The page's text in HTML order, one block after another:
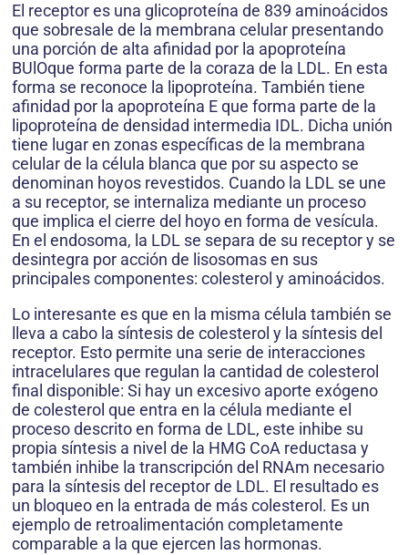
El receptor es una glicoproteína de 839 aminoácidos
que sobresale de la membrana celular presentando
una porción de alta afinidad por la apoproteína
BUlOque forma parte de la coraza de la LDL. En esta
forma se reconoce la lipoproteína. También tiene
afinidad por la apoproteína E que forma parte de la
lipoproteína de densidad intermedia IDL. Dicha unión
tiene lugar en zonas específicas de la membrana
celular de la célula blanca que por su aspecto se
denominan hoyos revestidos. Cuando la LDL se une
a su receptor, se internaliza mediante un proceso
que implica el cierre del hoyo en forma de vesícula.
En el endosoma, la LDL se separa de su receptor y se
desintegra por acción de lisosomas en sus
principales componentes: colesterol y aminoácidos.
Lo interesante es que en la misma célula también se
lleva a cabo la síntesis de colesterol y la síntesis del
receptor. Esto permite una serie de interacciones
intracelulares que regulan la cantidad de colesterol
final disponible: Si hay un excesivo aporte exógeno
de colesterol que entra en la célula mediante el
proceso descrito en forma de LDL, este inhibe su
propia síntesis a nivel de la HMG CoA reductasa y
también inhibe la transcripción del RNAm necesario
para la síntesis del receptor de LDL. El resultado es
un bloqueo en la entrada de más colesterol. Es un
ejemplo de retroalimentación completamente
comparable a la que ejercen las hormonas.